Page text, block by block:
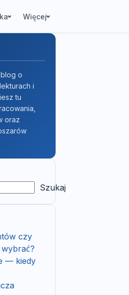
Więcej
o
i
tu
oraz
Szukaj
czy
wybrać?
— kiedy